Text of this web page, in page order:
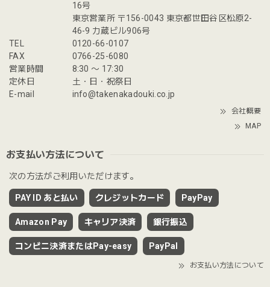
16号
東京営業所 〒156-0043 東京都世田谷区松原2-
46-9 力蔵ビル906号
TEL
0120-66-0107
FAX
0766-25-6080
営業時間
8:30 〜 17:30
定休日
土・日・祝祭日
E-mail
info@takenakadouki.co.jp
会社概要
MAP
お支払い方法について
次の方法がご利用いただけます。
PAY ID あと払い クレジットカード PayPay
Amazon Pay キャリア決済 銀行振込
コンビニ決済またはPay-easy PayPal
お支払い方法について